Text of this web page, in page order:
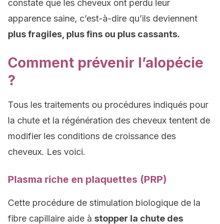
constate que les cheveux ont perdu leur
apparence saine, c’est-à-dire qu’ils deviennent
plus fragiles, plus fins ou plus cassants.
Comment prévenir l’alopécie
?
Tous les traitements ou procédures indiqués pour
la chute et la régénération des cheveux tentent de
modifier les conditions de croissance des
cheveux. Les voici.
Plasma riche en plaquettes (PRP)
Cette procédure de stimulation biologique de la
fibre capillaire aide à stopper la chute des